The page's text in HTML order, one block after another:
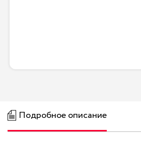
Подробное описание